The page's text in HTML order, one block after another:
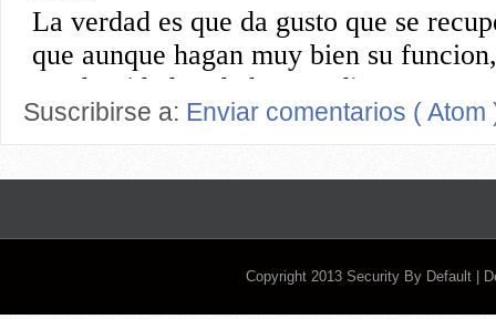
Suscribirse a: Enviar comentarios ( Atom
Copyright 2013 Security By Default |